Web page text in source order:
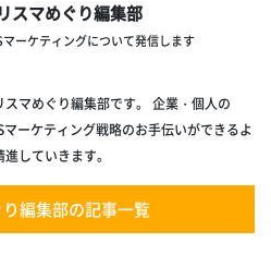
スマめぐり編集部
マーケティングについて発信します
スマめぐり編集部です。 企業・個人の
マーケティング戦略のお手伝いができるよ
進していきます。
編集部の記事一覧